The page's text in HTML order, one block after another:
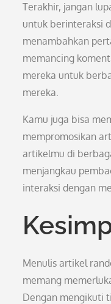
Terakhir, jangan
untuk berinteraksi
menambahkan
memancing
mereka untuk
mereka.
Kamu juga bisa
mempromosikan
artikelmu di
menjangkau
interaksi dengan
Menulis artikel
memang
Dengan mengikuti